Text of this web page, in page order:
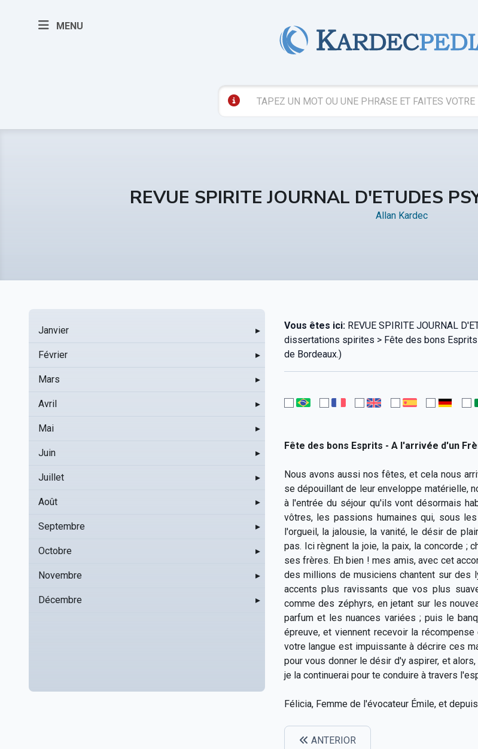
MENU
REVUE SPIRITE JOURNAL D'ETUDES
Allan Kardec
Janvier ▸
Février ▸
Mars ▸
Avril ▸
Mai ▸
Juin ▸
Juillet ▸
Août ▸
Septembre ▸
Octobre ▸
Novembre ▸
Décembre ▸
Vous êtes ici:REVUE SPIRITE JOURNAL
dissertations spirites > Fête des bons Esprits
de Bordeaux.)
Fête des bons Esprits - A l'arrivée d'un
Nous avons aussi nos fêtes, et cela nous
se dépouillant de leur enveloppe matérielle,
à l'entrée du séjour qu'ils vont désormais
vôtres, les passions humaines qui, sous
l'orgueil, la jalousie, la vanité, le désir de
pas. Ici règnent la joie, la paix, la concorde ;
ses frères. Eh bien ! mes amis, avec cet
des millions de musiciens chantent sur des
accents plus ravissants que vos plus
comme des zéphyrs, en jetant sur les
parfum et les nuances variées ; puis le
épreuve, et viennent recevoir la
votre langue est impuissante à décrire ces
pour vous donner le désir d'y aspirer, et
je la continuerai pour te conduire à travers
Félicia, Femme de l'évocateur Émile, et
ANTERIOR